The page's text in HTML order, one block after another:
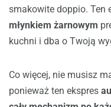
smakowite doppio. Ten
młynkiem żarnowym
kuchni i dba o Twoją
Co więcej, nie musisz
ponieważ ten ekspres